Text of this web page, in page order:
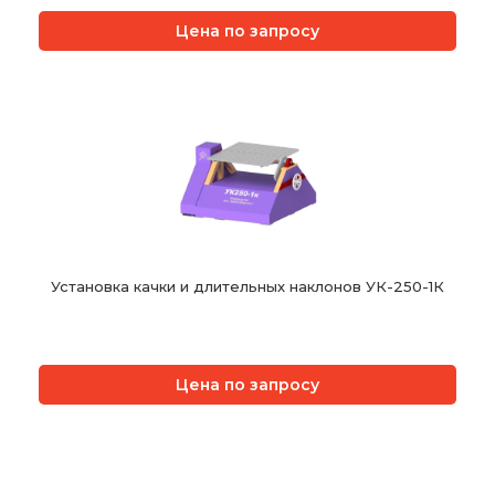
Цена по запросу
Установка качки и длительных наклонов УК-250-1К
Цена по запросу